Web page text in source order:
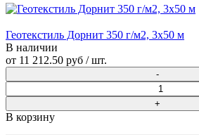
Геотекстиль Дорнит 350 г/м2, 3х50 м
В наличии
от 11 212.50 руб / шт.
В корзину